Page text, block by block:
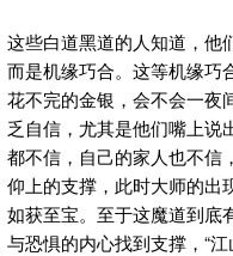
这些白道黑道的人知道，他
而是机缘巧合。这等机缘巧
花不完的金银，会不会一夜
乏自信，尤其是他们嘴上说
都不信，自己的家人也不信
仰上的支撑，此时大师的出
如获至宝。至于这魔道到底
与恐惧的内心找到支撑，“